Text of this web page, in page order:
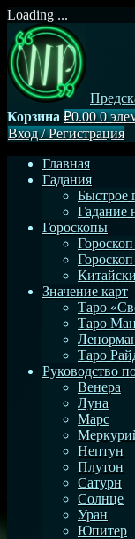
Loading ...
Перейти
к
содержимому
Корзина ₽0.000
Вход/Регистрация
Главная
Гадания
Быстрое
Гадание
Гороскопы
Значение карт
Таро
Таро
Таро
Руководство
Венера
Луна
Марс
Нептун
Плутон
Сатурн
Солнце
Уран
Юпитер